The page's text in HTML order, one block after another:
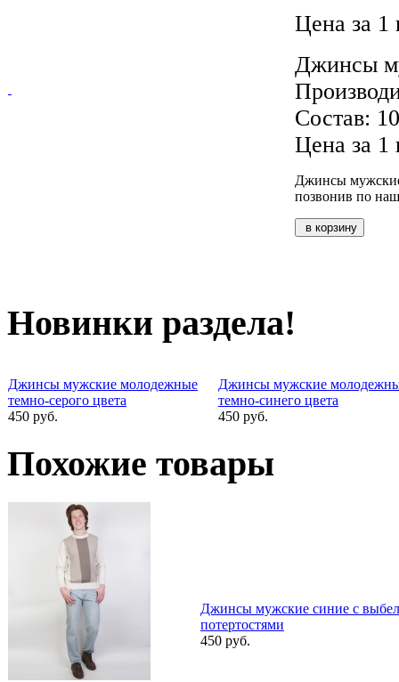
Цена за 1
Джинсы
Состав:
Цена за 1
Джинсы мужские
позвонив по
Новинки раздела!
Джинсы мужские молодежные
темно-серого цвета
450 руб.
Джинсы мужские
темно-синего цвета
450 руб.
Похожие товары
Джинсы мужские синие с
потертостями
450 руб.